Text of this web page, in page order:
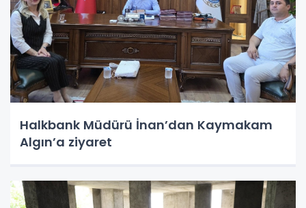
Halkbank Müdürü İnan’dan Kaymakam
Algın’a ziyaret